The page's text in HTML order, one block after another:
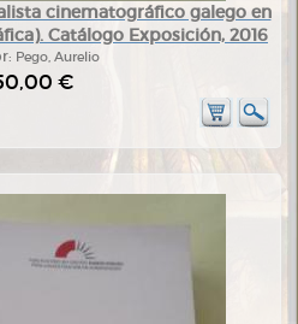
cinematográfico galego en
Catálogo Exposición, 2016
Pego, Aurelio
€